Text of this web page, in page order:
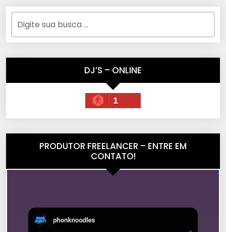
DJ’S – ONLINE
1
PRODUTOR FREELANCER – ENTRE EM
CONTATO!